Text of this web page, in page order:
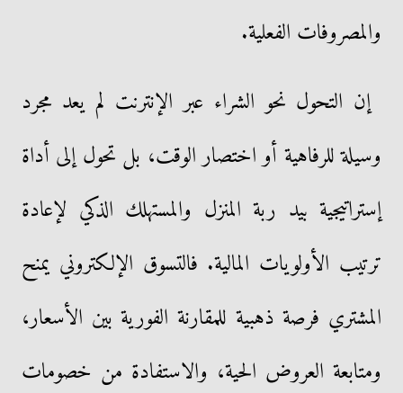
والمصروفات الفعلية.
​إن التحول نحو الشراء عبر الإنترنت لم يعد مجرد
وسيلة للرفاهية أو اختصار الوقت، بل تحول إلى أداة
إستراتيجية بيد ربة المنزل والمستهلك الذكي لإعادة
ترتيب الأولويات المالية. فالتسوق الإلكتروني يمنح
المشتري فرصة ذهبية للمقارنة الفورية بين الأسعار،
ومتابعة العروض الحية، والاستفادة من خصومات